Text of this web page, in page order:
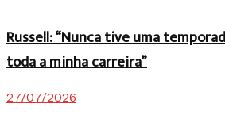
Russell: “Nunca tive uma
toda a minha carreira”
27/07/2026